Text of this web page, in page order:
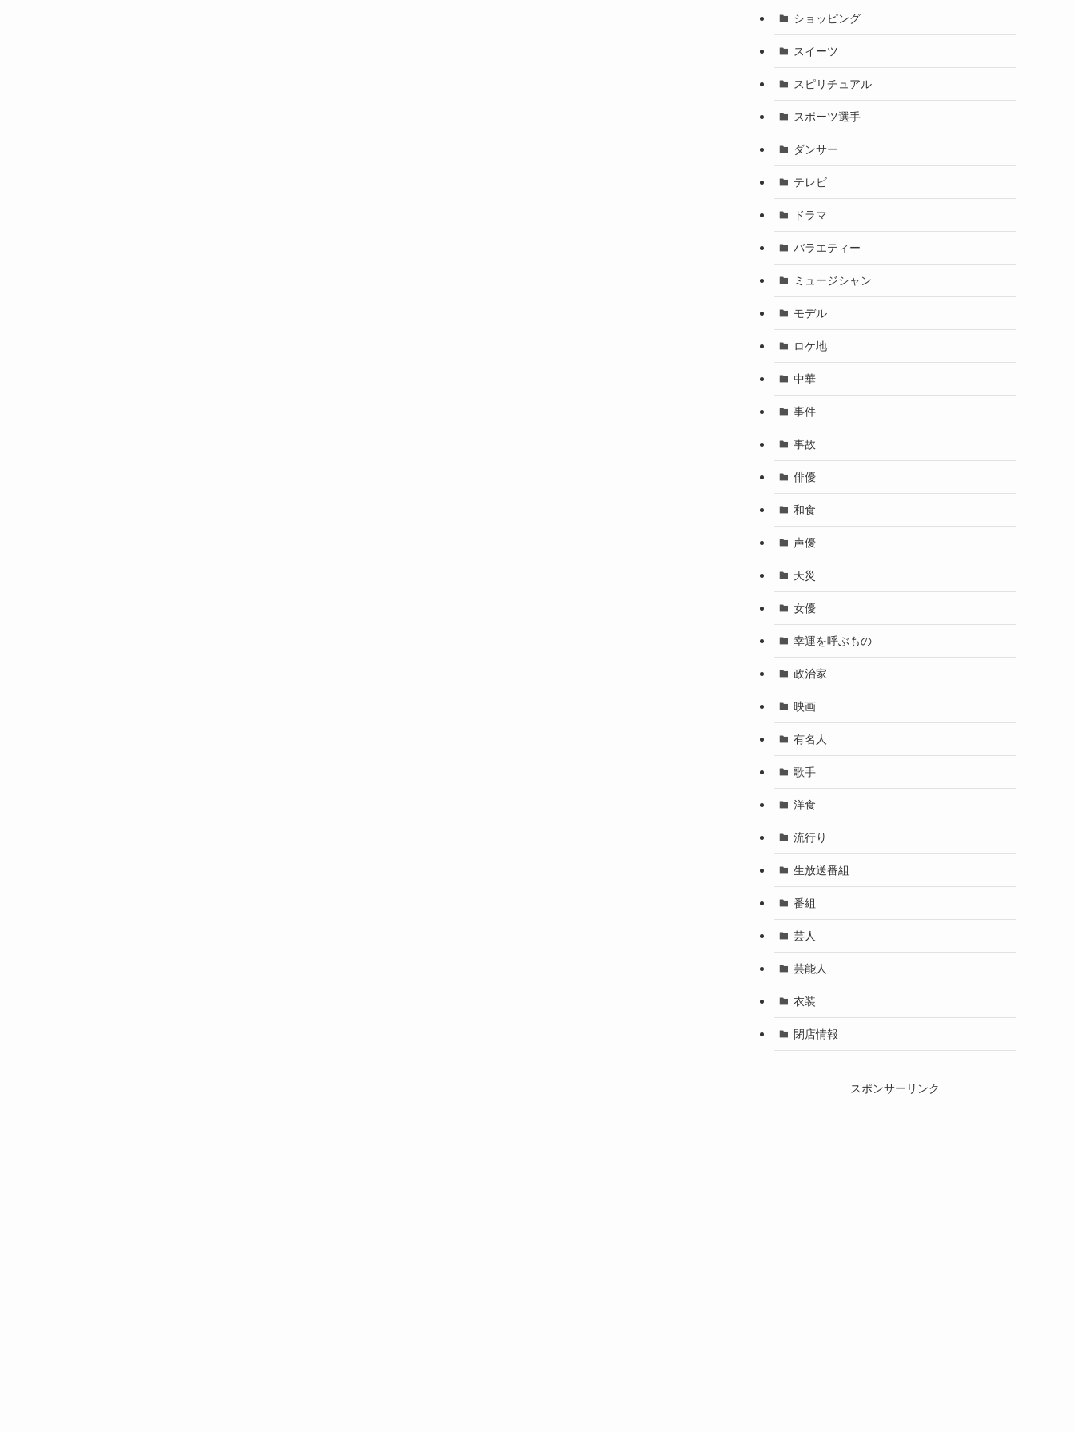
ショッピング
スイーツ
スピリチュアル
スポーツ選手
ダンサー
テレビ
ドラマ
バラエティー
ミュージシャン
モデル
ロケ地
中華
事件
事故
俳優
和食
声優
天災
女優
幸運を呼ぶもの
政治家
映画
有名人
歌手
洋食
流行り
生放送番組
番組
芸人
芸能人
衣装
閉店情報
スポンサーリンク